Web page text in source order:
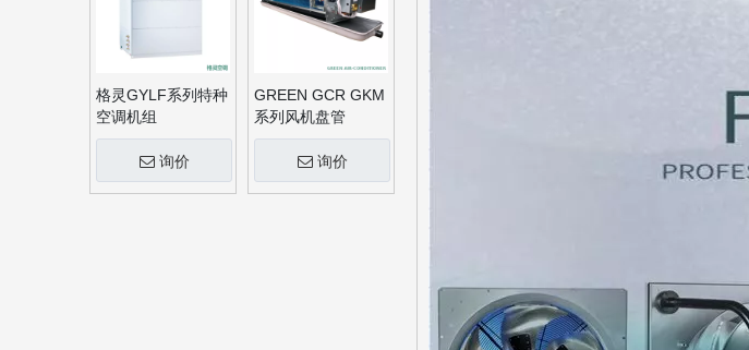
格灵GYLF系列特种
空调机组
询价
GREEN GCR GKM
系列风机盘管
询价